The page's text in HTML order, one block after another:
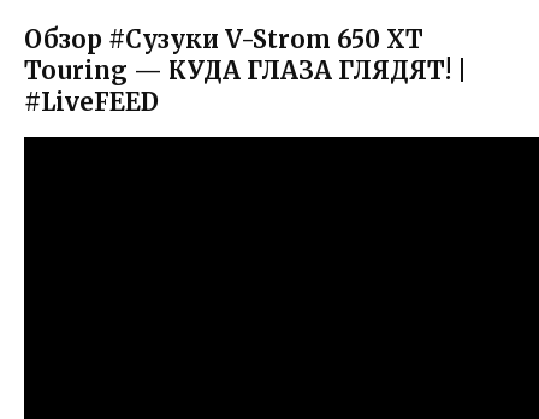
Обзор #Сузуки V-Strom 650 XT
Touring — КУДА ГЛАЗА ГЛЯДЯТ! |
#LiveFEED